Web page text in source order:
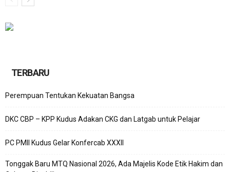
TERBARU
Perempuan Tentukan Kekuatan Bangsa
DKC CBP – KPP Kudus Adakan CKG dan Latgab untuk Pelajar
PC PMII Kudus Gelar Konfercab XXXII
Tonggak Baru MTQ Nasional 2026, Ada Majelis Kode Etik Hakim dan